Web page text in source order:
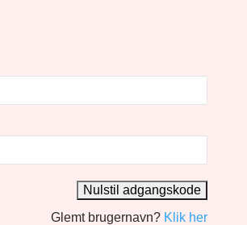
Glemt brugernavn? Klik her